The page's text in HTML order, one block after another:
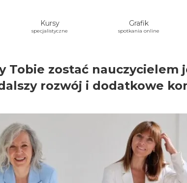
Kursy
specjalistyczne
Grafik
spotkania online
Tobie zostać nauczycielem
rozwój i dodatkowe